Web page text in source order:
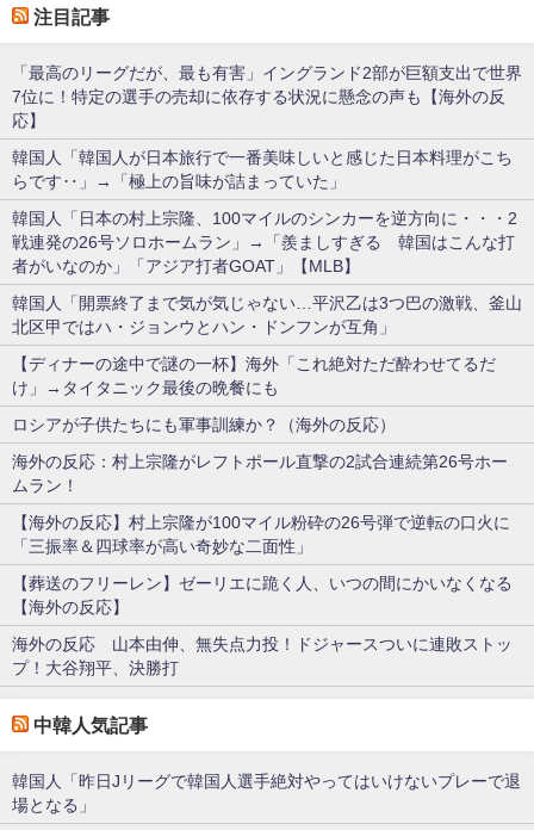
注目記事
「最高のリーグだが、最も有害」イングランド2部が巨額支出で世界
7位に！特定の選手の売却に依存する状況に懸念の声も【海外の反
応】
韓国人「韓国人が日本旅行で一番美味しいと感じた日本料理がこち
らです‥」→「極上の旨味が詰まっていた」
韓国人「日本の村上宗隆、100マイルのシンカーを逆方向に・・・2
戦連発の26号ソロホームラン」→「羨ましすぎる 韓国はこんな打
者がいなのか」「アジア打者GOAT」【MLB】
韓国人「開票終了まで気が気じゃない…平沢乙は3つ巴の激戦、釜山
北区甲ではハ・ジョンウとハン・ドンフンが互角」
【ディナーの途中で謎の一杯】海外「これ絶対ただ酔わせてるだ
け」→タイタニック最後の晩餐にも
ロシアが子供たちにも軍事訓練か？（海外の反応）
海外の反応：村上宗隆がレフトポール直撃の2試合連続第26号ホー
ムラン！
【海外の反応】村上宗隆が100マイル粉砕の26号弾で逆転の口火に
「三振率＆四球率が高い奇妙な二面性」
【葬送のフリーレン】ゼーリエに跪く人、いつの間にかいなくなる
【海外の反応】
海外の反応 山本由伸、無失点力投！ドジャースついに連敗ストッ
プ！大谷翔平、決勝打
中韓人気記事
韓国人「昨日Jリーグで韓国人選手絶対やってはいけないプレーで退
場となる」